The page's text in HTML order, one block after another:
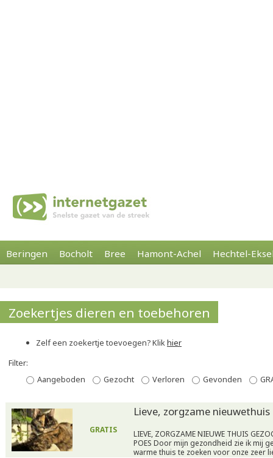
Beringen Bocholt Bree Hamont-Achel Hechtel-
Zoekertjes dieren en toebehoren
Zelf een zoekertje toevoegen? Klikhier
Filter:
Aangeboden
Gezocht Verloren Gevonden
GRATIS
Lieve, zorgzame
LIEVE, ZORGZAME NIEUWE THUIS
POES Door mijn gezondheid zie ik mij
warme thuis te zoeken voor onze zeer